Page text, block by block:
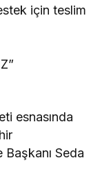
için teslim
esnasında
Başkanı Seda